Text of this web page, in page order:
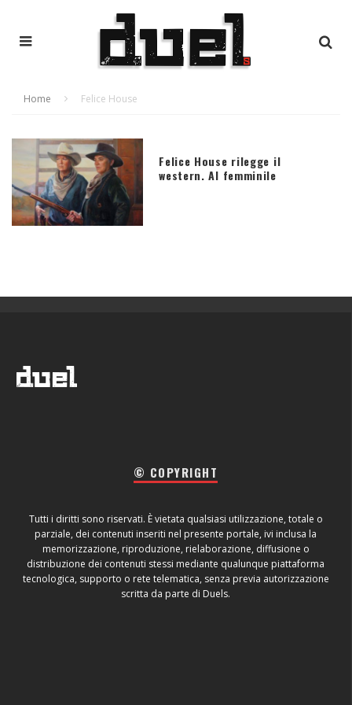
Home Felice House
Felice House rilegge il
western. Al femminile
© COPYRIGHT
Tutti i diritti sono riservati. È vietata qualsiasi utilizzazione, totale o
parziale, dei contenuti inseriti nel presente portale, ivi inclusa la
memorizzazione, riproduzione, rielaborazione, diffusione o
distribuzione dei contenuti stessi mediante qualunque piattaforma
tecnologica, supporto o rete telematica, senza previa autorizzazione
scritta da parte di Duels.